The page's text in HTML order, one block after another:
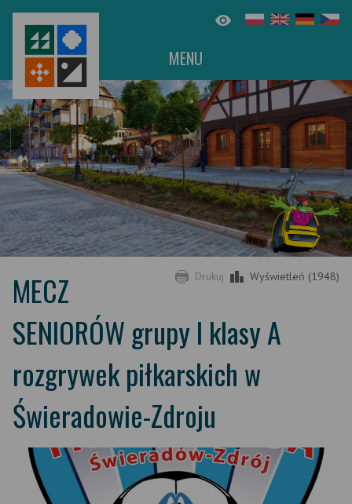
MENU
Drukuj Wyświetleń (1948)
MECZ
SENIORÓW grupy I klasy A
rozgrywek piłkarskich w
Świeradowie-Zdroju